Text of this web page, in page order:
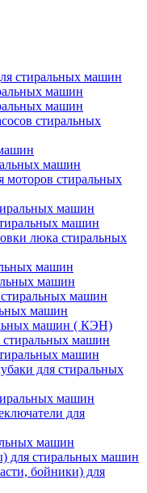
стиральных машин
машин
машин
стиральных
машин
моторов стиральных
машин
машин
люка стиральных
машин
машин
машин
машин
машин ( КЭН)
машин
машин
для стиральных
машин
для
машин
для стиральных машин
бойники) для